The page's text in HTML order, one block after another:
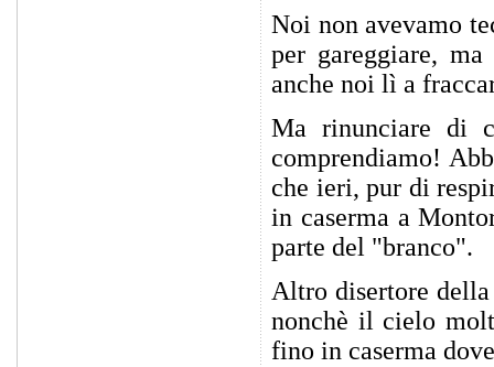
Noi non avevamo
per gareggiare,
anche noi lì a
Ma rinunciare di
comprendiamo!
che ieri, pur di
in caserma a
parte del "branco".
Altro disertore
nonchè il cielo
fino in caserma